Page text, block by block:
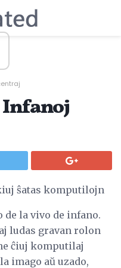
Infanoj
ŝatas komputilojn
la vivo de infano.
ludas gravan rolon
ĉiuj komputilaj
imago aŭ uzado,